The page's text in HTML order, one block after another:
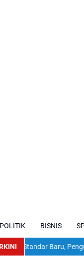
POLITIK BISNIS
Baru, Pengukuran